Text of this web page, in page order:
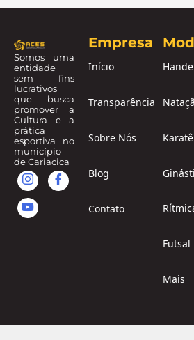
Somos uma
entidade
sem fins
lucrativos
que busca
promover a
Cultura e a
prática
esportiva no
município
de Cariacica
Empresa
Início
Transparência
Sobre Nós
Blog
Contato
Karatê
Futsal
Mais